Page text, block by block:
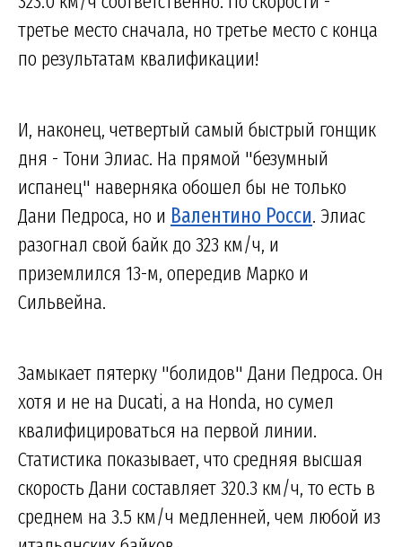
третье место сначала, но третье место с конца
по результатам квалификации!
И, наконец, четвертый самый быстрый гонщик
дня - Тони Элиас. На прямой "безумный
испанец" наверняка обошел бы не только
Дани Педроса, но и Валентино Росси. Элиас
разогнал свой байк до 323 км/ч, и
приземлился 13-м, опередив Марко и
Сильвейна.
Замыкает пятерку "болидов" Дани Педроса. Он
хотя и не на Ducati, а на Honda, но сумел
квалифицироваться на первой линии.
Статистика показывает, что средняя высшая
скорость Дани составляет 320.3 км/ч, то есть в
среднем на 3.5 км/ч медленней, чем любой из